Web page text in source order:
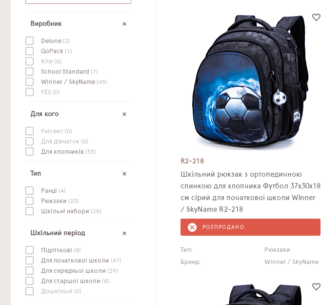
Виробник
Delune (2)
GoPack (1)
Kite (0)
School Standard (7)
Winner / SkyName (45)
YES (0)
Для кого
Унісекс (0)
Для дівчаток (0)
Для хлопчиків (55)
Тип
Ранці (4)
Рюкзаки (23)
Шкільні набори (28)
Шкільний період
Підліткові (8)
Для початкової школи (47)
Для середньої школи (29)
Для старшої школи (8)
Дошкільні (0)
R2-218
Шкільний рюкзак з ортопедичною
спинкою для хлопчика Футбол 37х30х18
см сірий для початкової школи Winner
/ SkyName R2-218
РОЗПРОДАНО
Тип:
Рюкзаки
Бренд:
Winner / SkyName